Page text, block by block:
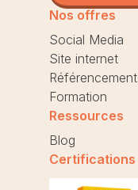
Nos offres
Social Media
Site internet
Référencement
Formation
Ressources
Blog
Certifications